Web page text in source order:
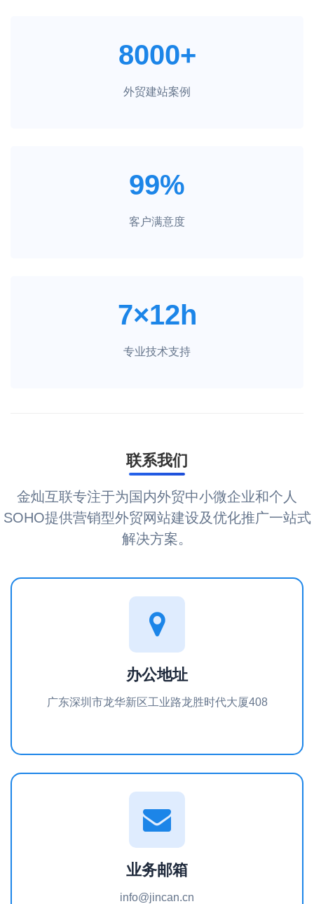
8000+
外贸建站案例
99%
客户满意度
7×12h
专业技术支持
联系我们
金灿互联专注于为国内外贸中小微企业和个人
SOHO提供营销型外贸网站建设及优化推广一站式
解决方案。
办公地址
广东深圳市龙华新区工业路龙胜时代大厦408
业务邮箱
info@jincan.cn